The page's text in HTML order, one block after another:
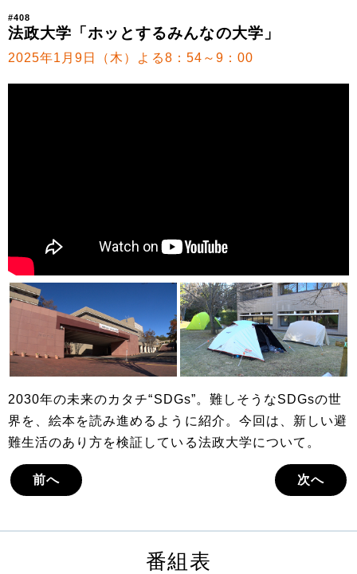
#408
法政大学「ホッとするみんなの大学」
2025年1月9日（木）よる8：54～9：00
2030年の未来のカタチ“SDGs”。難しそうなSDGsの世
界を、絵本を読み進めるように紹介。今回は、新しい避
難生活のあり方を検証している法政大学について。
前へ 次へ
番組表